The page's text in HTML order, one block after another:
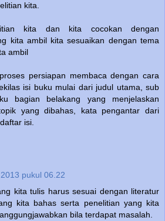
kita.
kita dan kita cocokan dengan
kita ambil kita sesuaikan dengan tema
ambil
persiapan membaca dengan cara
isi buku mulai dari judul utama, sub
bagian belakang yang menjelaskan
yang dibahas, kata pengantar dari
isi.
pukul 06.22
kita tulis harus sesuai dengan literatur
kita bahas serta penelitian yang kita
bila terdapat masalah.